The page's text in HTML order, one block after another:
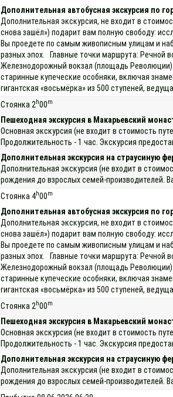
Дополнительная автобусная экскурсия по
Дополнительная экскурсия, не входит в
снова зашёл») подарит вам полную свободу:
Вы проедете по самым живописным улицам и
разных эпох. Главные точки маршрута: Речной
Железнодорожный вокзал (площадь Революции)
старинные купеческие особняки, включая
гигантская «восьмёрка» из 500 ступеней,
Стоянка 2 h00m
Пешеходная экскурсия в Макарьевский
Основная экскурсия (не входит в стоимость
Продолжительность - 1 час. Экскурсия
Дополнительная экскурсия на страусиную
Дополнительная экскурсия (не входит в
рождения до взрослых семей-производителей.
Стоянка 4h00m
Дополнительная автобусная экскурсия по
Дополнительная экскурсия, не входит в
снова зашёл») подарит вам полную свободу:
Вы проедете по самым живописным улицам и
разных эпох. Главные точки маршрута: Речной
Железнодорожный вокзал (площадь Революции)
старинные купеческие особняки, включая
гигантская «восьмёрка» из 500 ступеней,
Стоянка 2 h00m
Пешеходная экскурсия в Макарьевский
Основная экскурсия (не входит в стоимость
Продолжительность - 1 час. Экскурсия
Дополнительная экскурсия на страусиную
Дополнительная экскурсия (не входит в
рождения до взрослых семей-производителей.